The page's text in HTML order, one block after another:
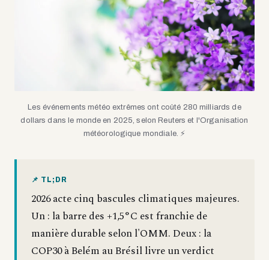
Les événements météo extrêmes ont coûté 280 milliards de
dollars dans le monde en 2025, selon Reuters et l'Organisation
météorologique mondiale. ⚡
📌 TL;DR
2026 acte cinq bascules climatiques majeures.
Un : la barre des +1,5°C est franchie de
manière durable selon l'OMM. Deux : la
COP30 à Belém au Brésil livre un verdict